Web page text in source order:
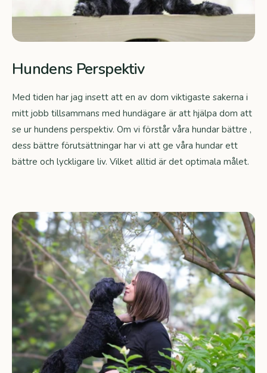
Hundens Perspektiv
Med tiden har jag insett att en av dom viktigaste sakerna i
mitt jobb tillsammans med hundägare är att hjälpa dom att
se ur hundens perspektiv. Om vi förstår våra hundar bättre ,
dess bättre förutsättningar har vi att ge våra hundar ett
bättre och lyckligare liv. Vilket alltid är det optimala målet.